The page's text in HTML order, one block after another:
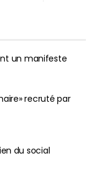
un manifeste
recruté par
du social